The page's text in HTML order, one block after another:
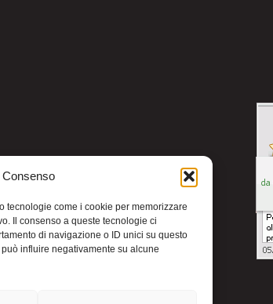
tecnologie come i cookie per memorizzare
Il consenso a queste tecnologie ci
di navigazione o ID unici su questo
influire negativamente su alcune